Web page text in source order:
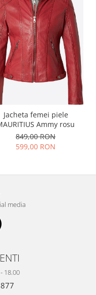
Jacheta femei piele
Ammy rosu
849,00 RON
599,00 RON
media
18.00